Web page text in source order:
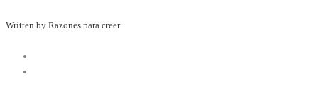
Written by Razones para creer